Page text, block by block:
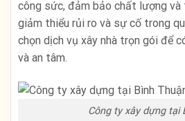
công sức, đảm bảo chất lượng và
giảm thiểu rủi ro và sự cố trong
chọn dịch vụ xây nhà trọn gói để
và an tâm.
Công ty xây dựng tại